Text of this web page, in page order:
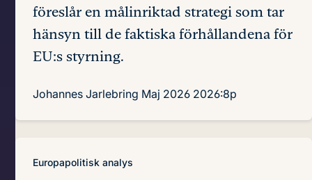
föreslår en målinriktad strategi som tar
hänsyn till de faktiska förhållandena för
EU:s styrning.
Johannes Jarlebring Maj 2026 2026:8p
Europapolitisk analys